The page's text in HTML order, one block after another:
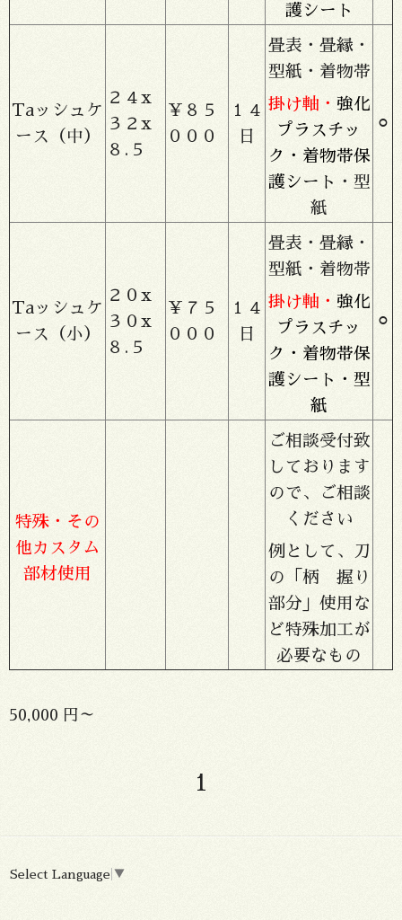
護シート
Taッシュケ
ース（中）
２４x
３２x
８.５
￥８５
０００
１４
日
畳表・畳縁・
型紙・着物帯
掛け軸・ 強化
プラスチッ
ク・着物帯保
護シート ・型
紙
⚪︎
Taッシュケ
ース（小）
２０x
３０x
８.５
￥７５
０００
１４
日
畳表・畳縁・
型紙・着物帯
掛け軸・ 強化
プラスチッ
ク・着物帯保
護シート・型
紙
⚪︎
特殊・その
他カスタム
部材使用
ご相談受付致
しております
ので、ご相談
ください
例として、刀
の「柄 握り
部分」使用な
ど特殊加工が
必要なもの
50,000 円～
1
Select Language ▼